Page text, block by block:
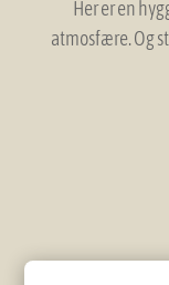
Her er en
atmosfære. Og